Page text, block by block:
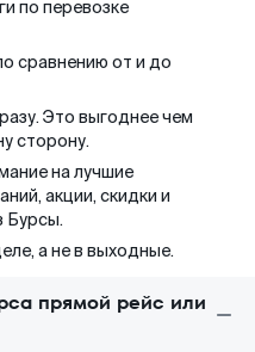
по перевозке
сравнению от и до
Это выгоднее чем
сторону.
на лучшие
акции, скидки и
Бурсы.
а не в выходные.
прямой рейс или